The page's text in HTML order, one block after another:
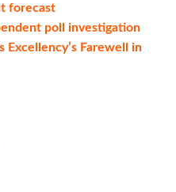
forecast
poll investigation
Excellency’s Farewell in